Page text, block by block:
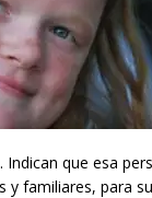
Indican que esa
y familiares, para